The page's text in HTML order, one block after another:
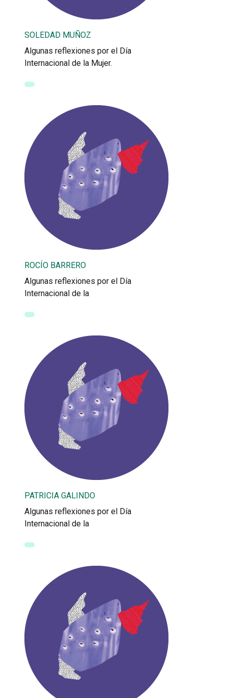
SOLEDAD MUÑOZ
Algunas reflexiones por el Día
Internacional de la Mujer.
ROCÍO BARRERO
Algunas reflexiones por el Día
Internacional de la
PATRICIA GALINDO
Algunas reflexiones por el Día
Internacional de la